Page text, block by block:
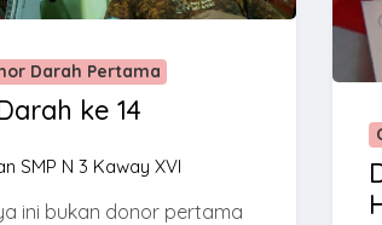
Darah Pertama
ke 14
SMP N 3 Kaway XVI
ini bukan donor pertama